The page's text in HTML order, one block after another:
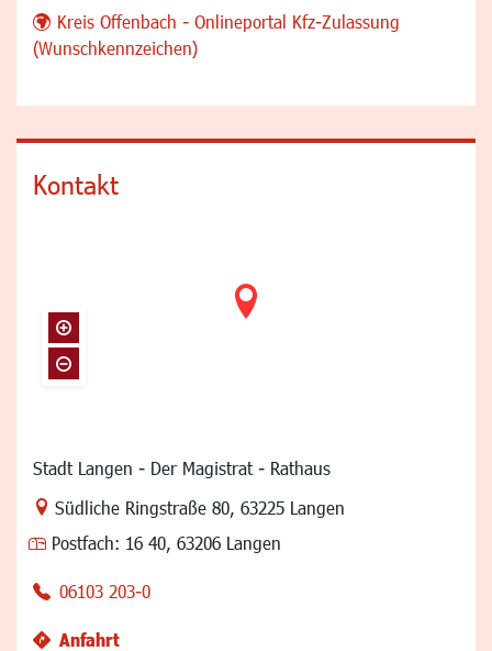
Kreis Offenbach - Onlineportal Kfz-Zulassung
(Wunschkennzeichen)
Kontakt
Stadt Langen - Der Magistrat - Rathaus
Link zur Google-Maps Navigation
Südliche Ringstraße 80, 63225 Langen
Postfach: 16 40, 63206 Langen
06103 203-0
Anfahrt